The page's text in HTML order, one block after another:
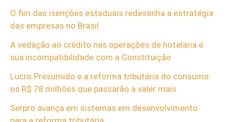
O fim das isenções estaduais redesenha a estratégia
das empresas no Brasil
A vedação ao crédito nas operações de hotelaria e
sua incompatibilidade com a Constituição
Lucro Presumido e a reforma tributária do consumo:
os R$ 78 milhões que passarão a valer mais
Serpro avança em sistemas em desenvolvimento